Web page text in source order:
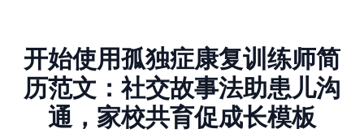
开始使用孤独症康复训练师简
历范文：社交故事法助患儿沟
通，家校共育促成长模板